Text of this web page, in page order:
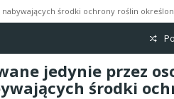
środki ochrony roślin
jedynie przez
środki